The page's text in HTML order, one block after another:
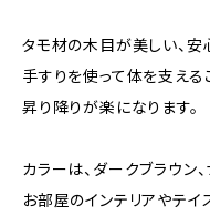
タモ材の木目が美しい、
手すりを使って体を支え
昇り降りが楽になります。
カラーは、ダークブラウン
お部屋のインテリアやテイ